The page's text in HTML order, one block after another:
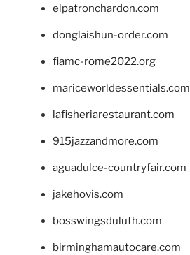
elpatronchardon.com
donglaishun-order.com
fiamc-rome2022.org
mariceworldessentials.com
lafisheriarestaurant.com
915jazzandmore.com
aguadulce-countryfair.com
jakehovis.com
bosswingsduluth.com
birminghamautocare.com